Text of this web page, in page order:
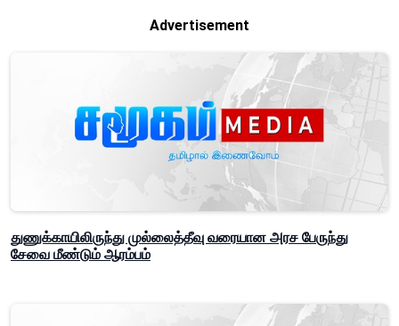
Advertisement
துணுக்காயிலிருந்து முல்லைத்தீவு வரையான அரச பேருந்து
சேவை மீண்டும் ஆரம்பம்